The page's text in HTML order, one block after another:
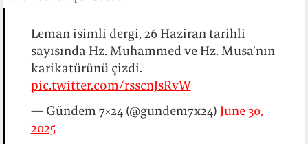
Leman isimli dergi, 26 Haziran tarihli
sayısında Hz. Muhammed ve Hz. Musa’nın
karikatürünü çizdi.
pic.twitter.com/rsscnJsRvW
— Gündem 7×24 (@gundem7x24) June 30,
2025